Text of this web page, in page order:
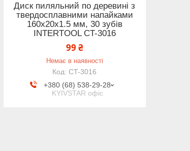
Диск пиляльний по деревині з
твердосплавними напайками
160x20x1.5 мм, 30 зубів
INTERTOOL CT-3016
99 ₴
Немає в наявності
CT-3016
+380 (68) 538-29-28
KYIVSTAR офіс